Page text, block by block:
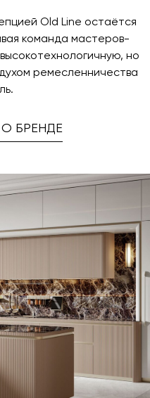
Old Line остаётся
команда мастеров-
но
ремесленничества
БРЕНДЕ